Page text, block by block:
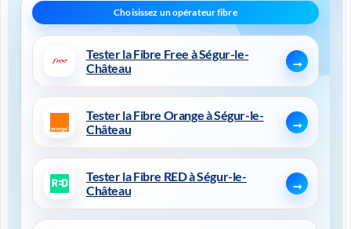
Tester la Fibre Free à Ségur-le-
Château
Tester la Fibre Orange à Ségur-le-
Château
Tester la Fibre RED à Ségur-le-
Château